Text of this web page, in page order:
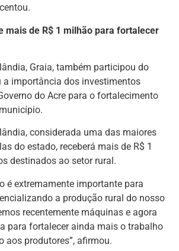
mais de R$ 1 milhão para fortalecer
Graia, também participou do
a importância dos investimentos
do Acre para o fortalecimento
considerada uma das maiores
do estado, receberá mais de R$ 1
destinados ao setor rural.
é extremamente importante para
a produção rural do nosso
recentemente máquinas e agora
para fortalecer ainda mais o trabalho
aos produtores”, afirmou.